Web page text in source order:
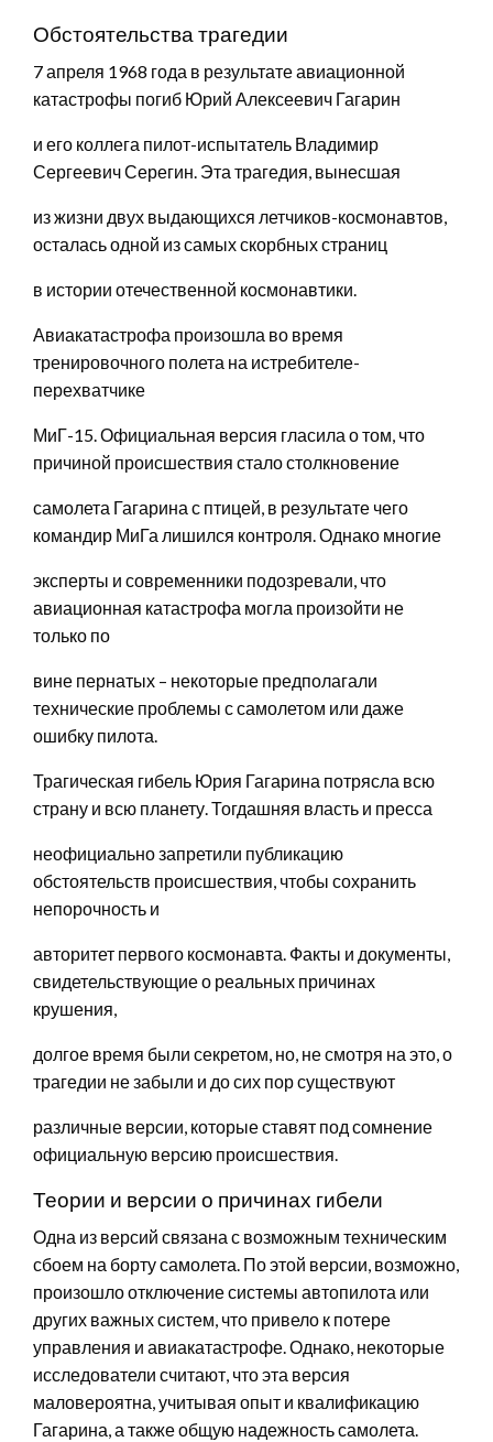
Обстоятельства трагедии
7 апреля 1968 года в результате авиационной
катастрофы погиб Юрий Алексеевич Гагарин
и его коллега пилот-испытатель Владимир
Сергеевич Серегин. Эта трагедия, вынесшая
из жизни двух выдающихся летчиков-космонавтов,
осталась одной из самых скорбных страниц
в истории отечественной космонавтики.
Авиакатастрофа произошла во время
тренировочного полета на истребителе-
перехватчике
МиГ-15. Официальная версия гласила о том, что
причиной происшествия стало столкновение
самолета Гагарина с птицей, в результате чего
командир МиГа лишился контроля. Однако многие
эксперты и современники подозревали, что
авиационная катастрофа могла произойти не
только по
вине пернатых – некоторые предполагали
технические проблемы с самолетом или даже
ошибку пилота.
Трагическая гибель Юрия Гагарина потрясла всю
страну и всю планету. Тогдашняя власть и пресса
неофициально запретили публикацию
обстоятельств происшествия, чтобы сохранить
непорочность и
авторитет первого космонавта. Факты и документы,
свидетельствующие о реальных причинах
крушения,
долгое время были секретом, но, не смотря на это, о
трагедии не забыли и до сих пор существуют
различные версии, которые ставят под сомнение
официальную версию происшествия.
Теории и версии о причинах гибели
Одна из версий связана с возможным техническим
сбоем на борту самолета. По этой версии, возможно,
произошло отключение системы автопилота или
других важных систем, что привело к потере
управления и авиакатастрофе. Однако, некоторые
исследователи считают, что эта версия
маловероятна, учитывая опыт и квалификацию
Гагарина, а также общую надежность самолета.